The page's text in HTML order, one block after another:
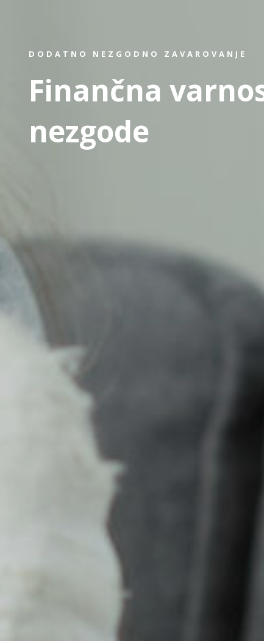
DODATNO NEZGODNO ZAVAROVANJE
Finančna
nezgode